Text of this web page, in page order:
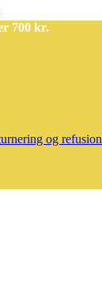
700 kr.
og refusion